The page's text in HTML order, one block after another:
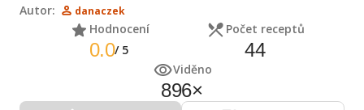
Autor: danaczek
Hodnocení
0.0/ 5
Počet receptů
44
Viděno
896×